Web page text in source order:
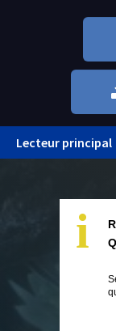
Lecteur principal
i